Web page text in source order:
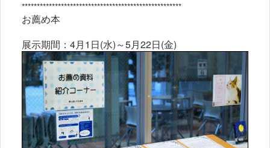
*****************************************************
お薦め本
展示期間：4月1日(水)～5月22日(金)